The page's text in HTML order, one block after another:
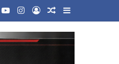
YouTubeInstagram
Log InRandom Article
Sidebar